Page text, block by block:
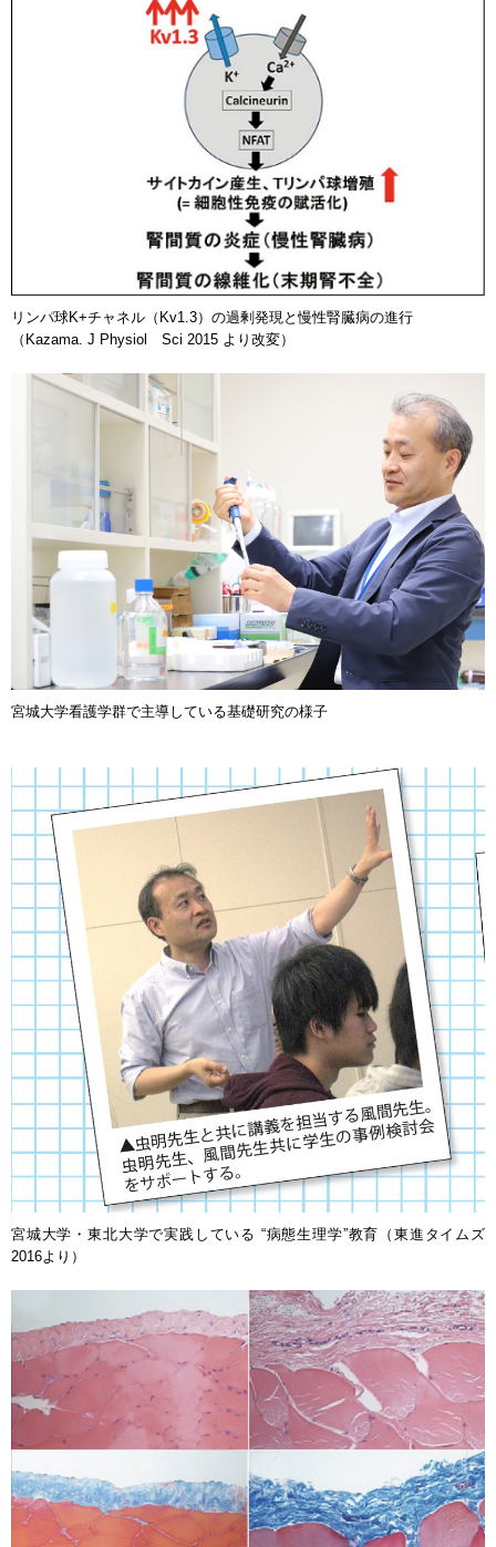
リンパ球K+チャネル（Kv1.3）の過剰発現と慢性腎臓病の進行
（Kazama. J Physiol Sci 2015 より改変）
宮城大学看護学群で主導している基礎研究の様子
宮城大学・東北大学で実践している “病態生理学”教育（東進タイムズ
2016より）